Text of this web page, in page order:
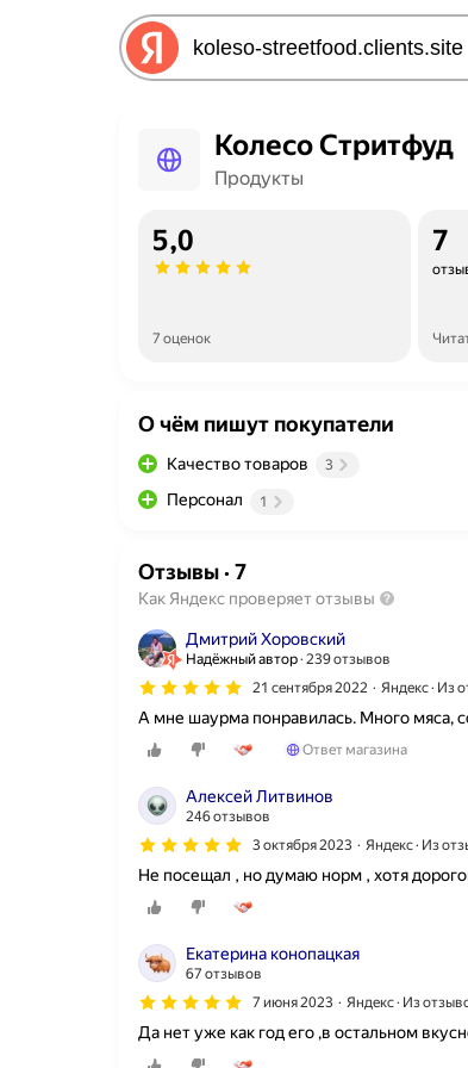
Колесо Стритфуд
Продукты
5,0
7 оценок
7
О чём пишут покупатели
Качество товаров 3
Персонал 1
Отзывы· 7
Как Яндекс проверяет отзывы
Дмитрий Хоровский
Надёжный автор 239 отзывов
21 сентября 2022
Яндекс · Из
А мне шаурма понравилась. Много мяса,
Ответ магазина
Алексей Литвинов
246 отзывов
3 октября 2023
Яндекс · Из
Не посещал , но думаю норм , хотя
Екатерина конопацкая
67 отзывов
7 июня 2023
Яндекс · Из
Да нет уже как год его ,в остальном